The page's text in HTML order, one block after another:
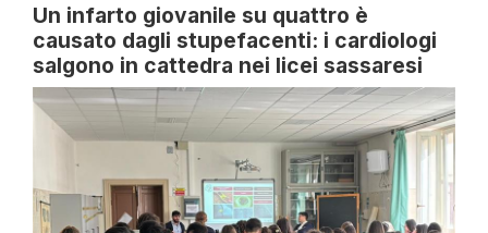
Un infarto giovanile su quattro è
causato dagli stupefacenti: i cardiologi
salgono in cattedra nei licei sassaresi